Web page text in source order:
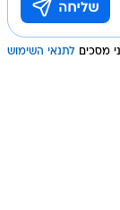
מסכים לתנאי השימוש